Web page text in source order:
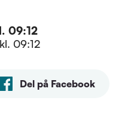
09:12
09:12
Del på Facebook